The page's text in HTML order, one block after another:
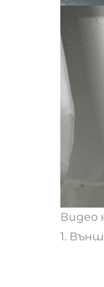
Видео
1.